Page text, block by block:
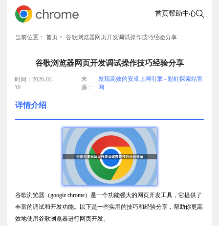
首页帮助中心
当前位置： 首页 > 谷歌浏览器网页开发调试操作技巧经验分享
谷歌浏览器网页开发调试操作技巧经验分享
时间：2026-02-
10
来
源：
发现高效的安卓上网引擎 - 彩虹探索站官
网
详情介绍
谷歌浏览器（google chrome）是一个功能强大的网页开发工具，它提供了
丰富的调试和开发功能。以下是一些实用的技巧和经验分享，帮助你更高
效地使用谷歌浏览器进行网页开发。